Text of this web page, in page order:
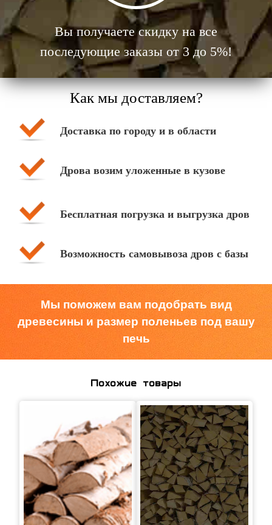
Вы получаете скидку на все
последующие заказы от 3 до 5%!
Как мы доставляем?
Доставка по городу и в области
Дрова возим уложенные в кузове
Бесплатная погрузка и выгрузка дров
Возможность самовывоза дров с базы
Мы поможем вам подобрать вид
древесины и размер поленьев под вашу
печь
Похожие товары